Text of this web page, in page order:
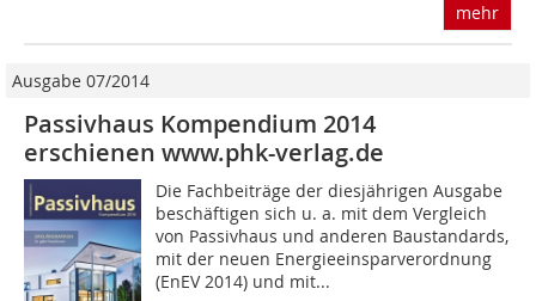
mehr
Ausgabe 07/2014
Passivhaus Kompendium 2014
erschienen www.phk-verlag.de
Die Fachbeiträge der diesjährigen Ausgabe
beschäftigen sich u. a. mit dem Vergleich
von Passivhaus und anderen Baustandards,
mit der neuen Energieeinsparverordnung
(EnEV 2014) und mit...